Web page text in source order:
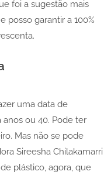
foi a sugestão mais
posso garantir a 100%
uma data de
ou 40. Pode ter
Mas não se pode
Sireesha Chilakamarri
plástico, agora, que